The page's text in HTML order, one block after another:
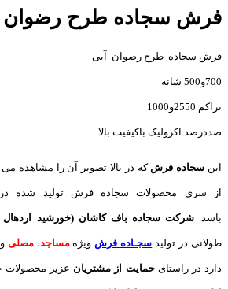
فرش سجاده طرح رضوان
فرش سجاده طرح رضوان آبی
700و500 شانه
تراکم 2550و1000
صددرصد اکرولیک باکیفیت بالا
این سجاده فرش که در بالا تصویر آن را مشاهده می
از سری محصولات سجاده فرش تولید شده
باشد.شرکت سجاده باف کاشان (خورشید اردهال
طولانی در تولید سجـاده فرش ویژهمساجد،مصلی و
دارد در راستایحمایت از مشتریان عزیز محصولات